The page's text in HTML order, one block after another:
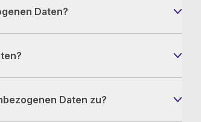
Daten?
Daten zu?